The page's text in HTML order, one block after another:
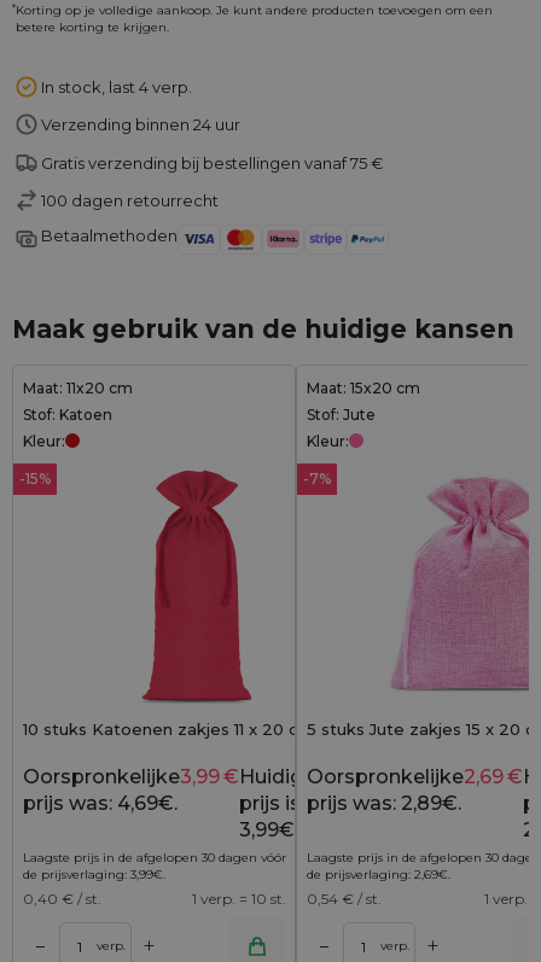
*Korting op je volledige aankoop. Je kunt andere producten toevoegen om een
betere korting te krijgen.
In stock, last 4 verp.
Verzending binnen 24 uur
Gratis verzending bij bestellingen vanaf 75 €
100 dagen retourrecht
Betaalmethoden
Maak gebruik van de huidige kansen
Maat: 11x20 cm
Stof: Katoen
Kleur:
-15%
10 stuks Katoenen zakjes 11 x 20 cm - rood
4,69 €
Oorspronkelijke
prijs was: 4,69€.
3,99€Huidige
prijs is:
3,99€.
Laagste prijs in de afgelopen 30 dagen vóór
de prijsverlaging: 3,99€.
0,40 € / st. 1 verp. = 10 st.
– verp. +
Maat: 15x20 cm
Stof: Jute
Kleur:
-7%
5 stuks Jute zakjes 15 x 20
Oorspronkelijke
prijs was: 2,89€.
2,69€
Laagste prijs in de afgelopen 30
de prijsverlaging: 2,69€.
0,54 € / st. 1 verp.
– verp. +
Toevoegen aan winkelwagen Toevoegen aan